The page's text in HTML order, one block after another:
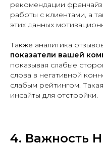
рекомендации
работы с клиентами, а
этих данных
Также аналитика
показатели вашей
показывая слабые
слова в негативной
слабым рейтингом.
инсайты для отстройки.
4. Важность